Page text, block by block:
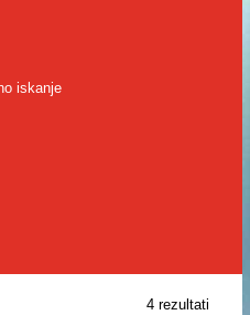
iskanje
4 rezultati